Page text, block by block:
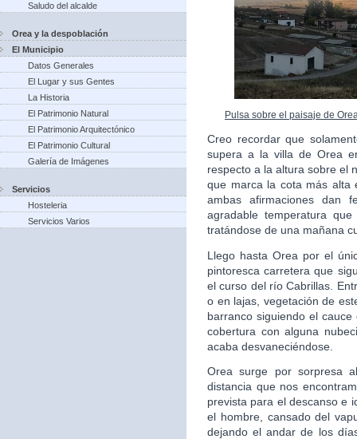
Saludo del alcalde
Orea y la despoblación
El Municipio
Datos Generales
El Lugar y sus Gentes
La Historia
El Patrimonio Natural
El Patrimonio Arquitectónico
El Patrimonio Cultural
Galería de Imágenes
Servicios
Hosteleria
Servicios Varios
Pulsa sobre el paisaje de
Creo recordar que
supera a la villa de Orea
respecto a la altura sobre el
que marca la cota más alta
ambas afirmaciones dan
agradable temperatura
tratándose de una mañana
Llego hasta Orea por el
pintoresca carretera que
el curso del río Cabrillas.
o en lajas, vegetación de
barranco siguiendo el
cobertura con alguna
acaba desvaneciéndose.
Orea surge por sorpresa
distancia que nos
prevista para el descanso e
el hombre, cansado del
dejando el andar de los